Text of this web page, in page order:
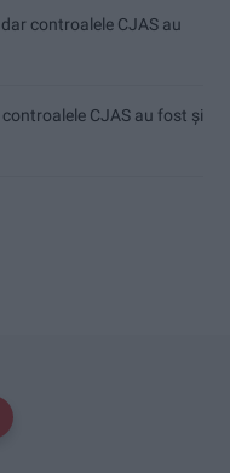
controalele CJAS au
CJAS au fost și